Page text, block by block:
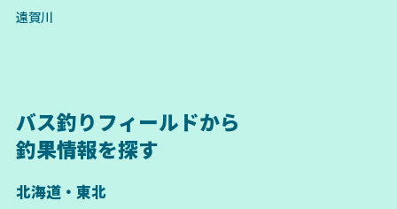
遠賀川
バス釣りフィールドから
釣果情報を探す
北海道・東北